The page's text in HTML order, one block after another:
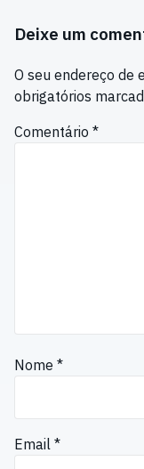
Deixe um
O seu endereço de
obrigatórios
Comentário *
Nome *
Email *